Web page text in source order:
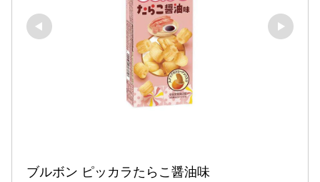
ブルボン ピッカラたらこ醤油味